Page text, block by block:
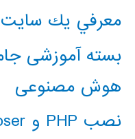
معرفي يك سايت
بسته آموزشی
هوش مصنوعی
نصب PHP و composer در ویندوز 10